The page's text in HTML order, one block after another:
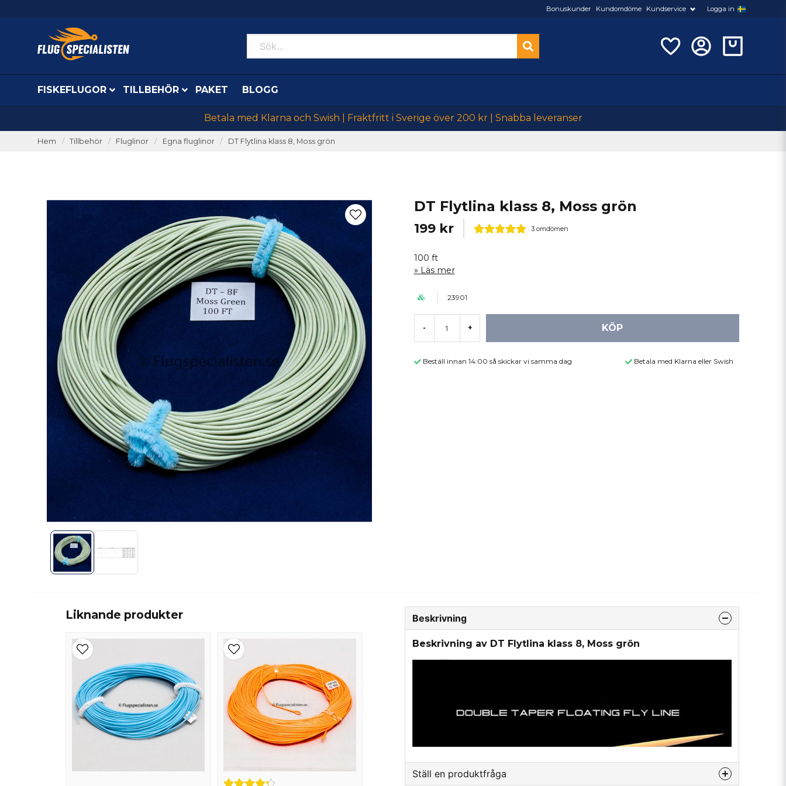
Bonuskunder Kundomdöme Kundservice Logga in
FISKEFLUGOR TILLBEHÖR PAKET BLOGG
Betala med Klarna och Swish | Fraktfritt i Sverige över 200 kr | Snabba leveranser
Hem Tillbehör Fluglinor Egna fluglinor DT Flytlina klass 8, Moss grön
DT Flytlina klass 8, Moss grön
199 kr 3 omdömen
100 ft
Läs mer
23901
- + KÖP
Beställ innan 14:00 så skickar vi samma dag Betala med Klarna eller Swish
Liknande produkter Beskrivning
Beskrivning av DT Flytlina klass 8, Moss grön
Ställ en produktfråga